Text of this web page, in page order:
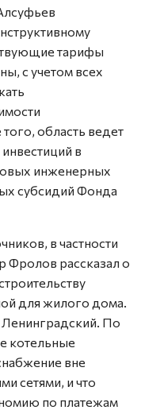
тарифы
с учетом всех
область ведет
в
инженерных
субсидий Фонда
в частности
Фролов рассказал о
для жилого дома.
По
котельные
вне
сетями, и что
по платежам